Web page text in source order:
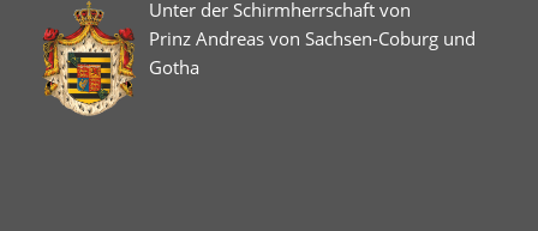
Unter der Schirmherrschaft von
Prinz Andreas von Sachsen-Coburg und
Gotha